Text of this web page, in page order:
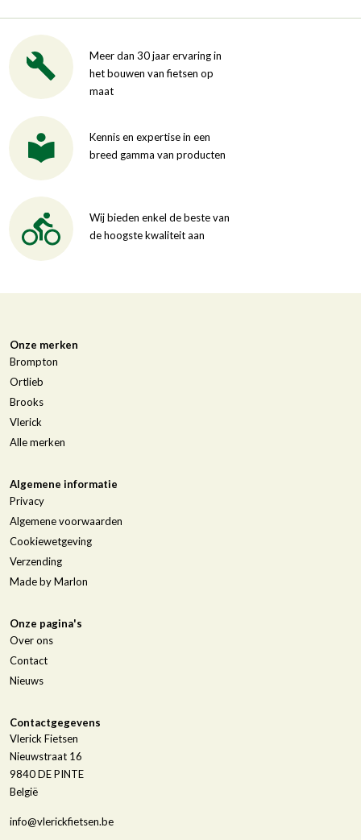
Meer dan 30 jaar ervaring in
het bouwen van fietsen op
maat
Kennis en expertise in een
breed gamma van producten
Wij bieden enkel de beste van
de hoogste kwaliteit aan
Onze merken
Brompton
Ortlieb
Brooks
Vlerick
Alle merken
Algemene informatie
Privacy
Algemene voorwaarden
Cookiewetgeving
Verzending
Made by Marlon
Onze pagina's
Over ons
Contact
Nieuws
Contactgegevens
Vlerick Fietsen
Nieuwstraat 16
9840DE PINTE
België
info@vlerickfietsen.be